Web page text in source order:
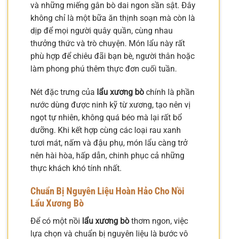
và những miếng gân bò dai ngon sần sật. Đây
không chỉ là một bữa ăn thịnh soạn mà còn là
dịp để mọi người quây quần, cùng nhau
thưởng thức và trò chuyện. Món lẩu này rất
phù hợp để chiêu đãi bạn bè, người thân hoặc
làm phong phú thêm thực đơn cuối tuần.
Nét đặc trưng của lẩu xương bò chính là phần
nước dùng được ninh kỹ từ xương, tạo nên vị
ngọt tự nhiên, không quá béo mà lại rất bổ
dưỡng. Khi kết hợp cùng các loại rau xanh
tươi mát, nấm và đậu phụ, món lẩu càng trở
nên hài hòa, hấp dẫn, chinh phục cả những
thực khách khó tính nhất.
Chuẩn Bị Nguyên Liệu Hoàn Hảo Cho Nồi
Lẩu Xương Bò
Để có một nồi lẩu xương bò thơm ngon, việc
lựa chọn và chuẩn bị nguyên liệu là bước vô